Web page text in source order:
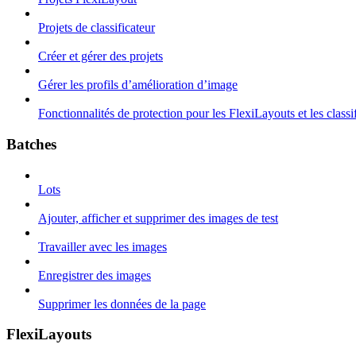
Projets de classificateur
Créer et gérer des projets
Gérer les profils d’amélioration d’image
Fonctionnalités de protection pour les FlexiLayouts et les
Batches
Lots
Ajouter, afficher et supprimer des images de test
Travailler avec les images
Enregistrer des images
Supprimer les données de la page
FlexiLayouts